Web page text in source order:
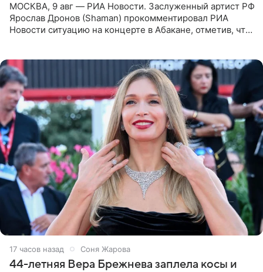
МОСКВА, 9 авг — РИА Новости. Заслуженный артист РФ
Ярослав Дронов (Shaman) прокомментировал РИА
Новости ситуацию на концерте в Абакане, отметив, что
17 часов назад Соня Жарова
44-летняя Вера Брежнева заплела косы и